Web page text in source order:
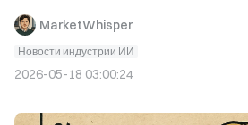
MarketWhisper
Новости индустрии ИИ
2026-05-18 03:00:24